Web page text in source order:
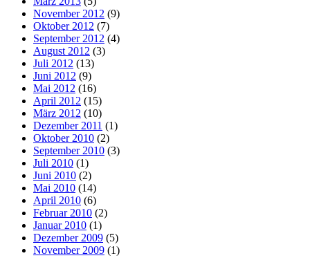
November 2012 (9)
Oktober 2012 (7)
September 2012 (4)
August 2012 (3)
Juli 2012 (13)
Juni 2012 (9)
Mai 2012 (16)
April 2012 (15)
März 2012 (10)
Dezember 2011 (1)
Oktober 2010 (2)
September 2010 (3)
Juli 2010 (1)
Juni 2010 (2)
Mai 2010 (14)
April 2010 (6)
Februar 2010 (2)
Januar 2010 (1)
Dezember 2009 (5)
November 2009 (1)